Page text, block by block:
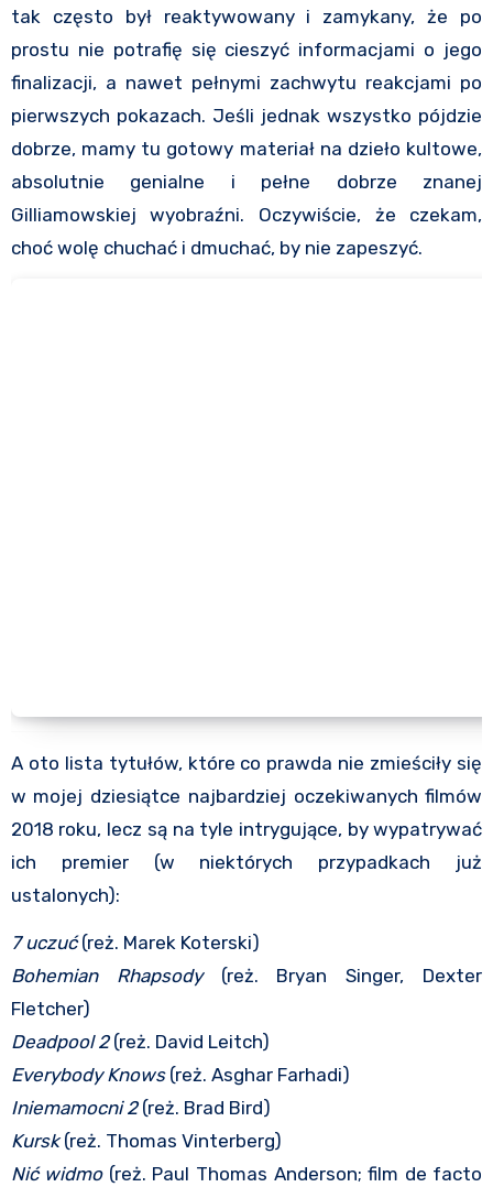
tak często był reaktywowany i zamykany, że po
prostu nie potrafię się cieszyć informacjami o jego
finalizacji, a nawet pełnymi zachwytu reakcjami po
pierwszych pokazach. Jeśli jednak wszystko pójdzie
dobrze, mamy tu gotowy materiał na dzieło kultowe,
absolutnie genialne i pełne dobrze znanej
Gilliamowskiej wyobraźni. Oczywiście, że czekam,
choć wolę chuchać i dmuchać, by nie zapeszyć.
A oto lista tytułów, które co prawda nie zmieściły się
w mojej dziesiątce najbardziej oczekiwanych filmów
2018 roku, lecz są na tyle intrygujące, by wypatrywać
ich premier (w niektórych przypadkach już
ustalonych):
7 uczuć(reż. Marek Koterski)
Bohemian Rhapsody (reż. Bryan Singer, Dexter
Fletcher)
Deadpool 2(reż. David Leitch)
Everybody Knows (reż. Asghar Farhadi)
Iniemamocni 2(reż. Brad Bird)
Kursk(reż. Thomas Vinterberg)
Nić widmo (reż. Paul Thomas Anderson; film de facto